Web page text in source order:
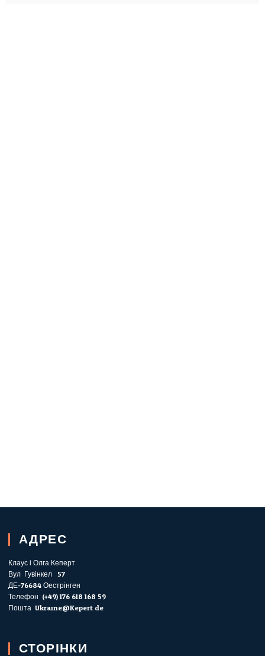
АДРЕС
Клаус і Олга Кеперт
Вул. Гувінкел . 57
ДЕ-76684 Оестрінген
Телефон: (+49) 176 618 168 59
Пошта: Ukraine@Kepert.de
СТОРІНКИ